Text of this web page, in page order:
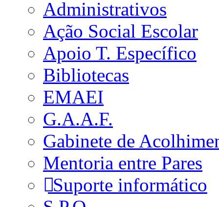
Administrativos
Ação Social Escolar
Apoio T. Específico
Bibliotecas
EMAEI
G.A.A.F.
Gabinete de
Mentoria entre Pares
Suporte informático